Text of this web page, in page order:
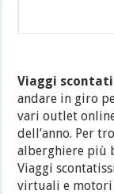
Viaggi
andare in giro
vari outlet
dell’anno. Per
alberghiere più
Viaggi
virtuali e motori